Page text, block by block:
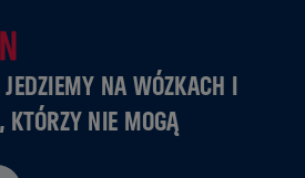
NA WÓZKACH I
NIE MOGĄ